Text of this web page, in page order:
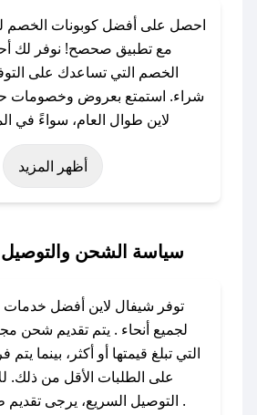
احصل على أفضل كوبونات الخصم
مع تطبيق صحصح! نوفر لك
الخصم التي تساعدك على
شراء. استمتع بعروض وخصومات
لاين طوال العام، سواءً في
الفطر، عيد الأضحى، الجمعة
رمضان، اليوم الوطني، يوم
باستخدام تطبيق صحصح، يمكنك
تواصل معنا عبر تويتر أو البريد
أظهر المزيد
سياسة الشحن
توفر شيفال لاين أفضل
لجميع أنحاء . يتم تقديم شحن
التي تبلغ قيمتها أو أكثر، بينما
على الطلبات الأقل من ذلك.
التوصيل السريع، يرجى تقديم طلبك قبل الساعة .